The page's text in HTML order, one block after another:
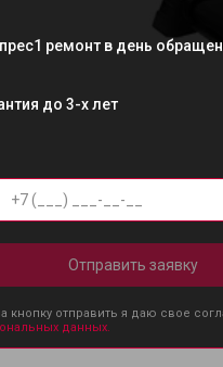
ремонт в день
до 3-х лет
Отправить заявку
кнопку отправить я даю свое
данных.